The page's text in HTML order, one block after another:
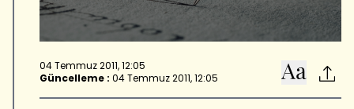
04 Temmuz 2011, 12:05
Güncelleme : 04 Temmuz 2011, 12:05